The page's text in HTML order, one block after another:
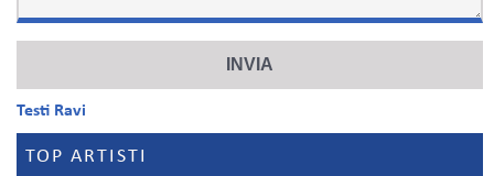
Testi Ravi
TOP ARTISTI